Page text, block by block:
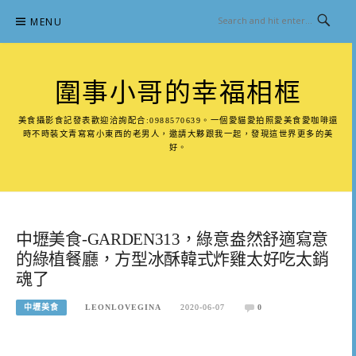
content
MENU
圍事小哥的幸福相框
美食攝影食記發表歡迎洽詢配合:0988570639。一個愛貓愛拍照愛美食愛咖啡還
時不時裝文青寫寫小東西的老男人，邀請大夥跟我一起，發現這世界更多的美
好。
中壢美食-GARDEN313，綠意盎然舒適寫意
的綠植餐廳，方型冰酥韓式炸雞太好吃太銷
魂了
中壢美食 LEONLOVEGINA 2020-06-07 0